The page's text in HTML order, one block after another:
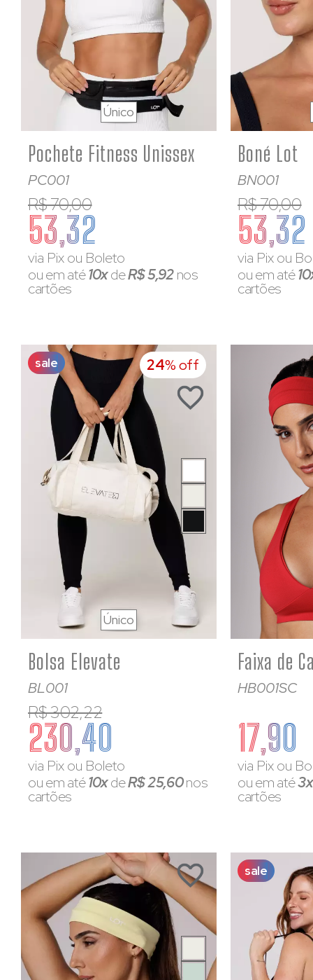
Pochete Fitness Unissex
PC001
R$ 70,00
53,32
via Pix ou Boleto
ou em até10xdeR$ 5,92nos
cartões
Único
Boné Lot
BN001
R$ 70,00
53,32
via Pix ou
ou em até
cartões
sale 24% off
Bolsa Elevate
BL001
R$ 302,22
230,40
via Pix ou Boleto
ou em até10xdeR$ 25,60nos
cartões
Único
HB001SC
17,90
via Pix ou
ou em até
cartões
sale